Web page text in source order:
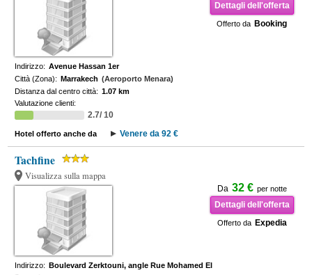
Dettagli dell'offerta
Offerto da Booking
Indirizzo: Avenue Hassan 1er
Città (Zona): Marrakech (Aeroporto Menara)
Distanza dal centro città: 1.07 km
Valutazione clienti:
2.7/ 10
Hotel offerto anche da Venere da 92 €
Tachfine
Visualizza sulla mappa
Da 32 € per notte
Dettagli dell'offerta
Offerto da Expedia
Indirizzo: Boulevard Zerktouni, angle Rue Mohamed El